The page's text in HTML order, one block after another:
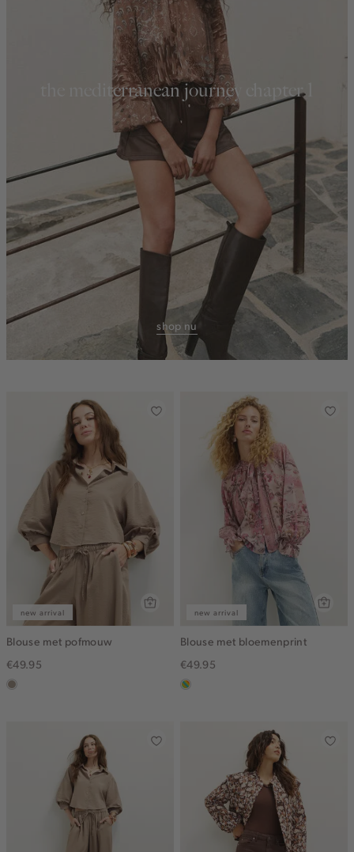
the mediterranean journey chapter 1
shop nu
new arrival
Blouse met pofmouw
€49.95
taupe,
new arrival
Blouse met bloemenprint
€49.95
meerkleurig